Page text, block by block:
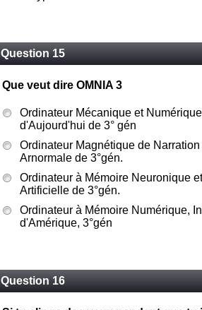
Question 15
Que veut dire OMNIA 3
Ordinateur Mécanique et
d'Aujourd'hui de 3° gén
Ordinateur Magnétique de
Arnormale de 3°gén.
Ordinateur à Mémoire Neuronique
Artificielle de 3°gén.
Ordinateur à Mémoire Numérique,
d'Amérique, 3°gén
Question 16